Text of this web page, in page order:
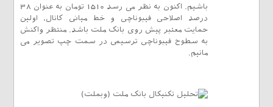
باشیم. اکنون به نظر می رسد 1510 تومان به عنوان 38
درصد اصلاحی فیبوناچی و خط میانی کانال، اولین
حمایت معتبر پیش روی بانک ملت باشد. منتظر واکنش
به سطوح فیبوناچی ترسیمی در سمت چپ تصویر می
مانیم.